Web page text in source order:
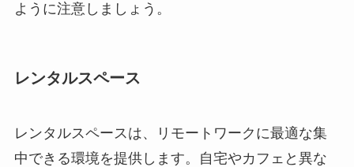
ように注意しましょう。
レンタルスペース
レンタルスペースは、リモートワークに最適な集
中できる環境を提供します。自宅やカフェと異な